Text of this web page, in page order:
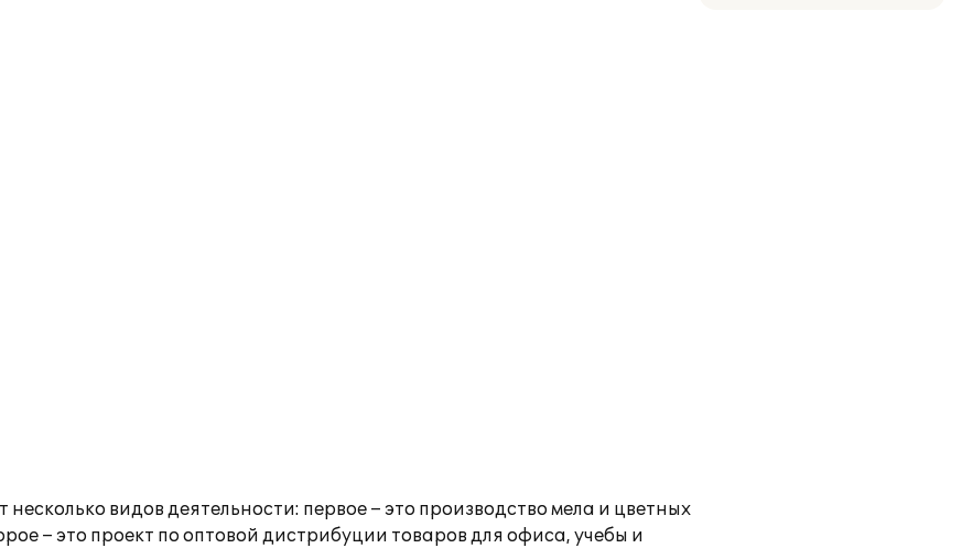
видов деятельности: первое – это производство мела и цветных
– это проект по оптовой дистрибуции товаров для офиса, учебы и